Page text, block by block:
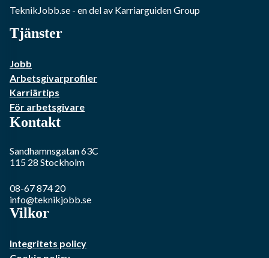
TeknikJobb.se - en del av Karriarguiden Group
Tjänster
Jobb
Arbetsgivarprofiler
Karriärtips
För arbetsgivare
Kontakt
Sandhamnsgatan 63C
115 28 Stockholm
08-67 874 20
info@teknikjobb.se
Vilkor
Integritets policy